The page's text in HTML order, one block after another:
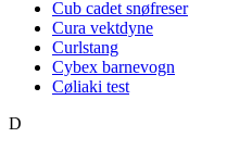
Cub cadet snøfreser
Cura vektdyne
Curlstang
Cybex barnevogn
Cøliaki test
D